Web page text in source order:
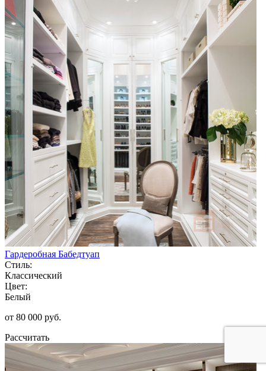
Гардеробная Бабедтуап
Стиль:
Классический
Цвет:
Белый
от 80 000 руб.
Рассчитать